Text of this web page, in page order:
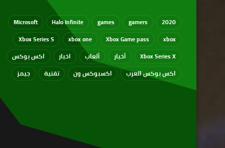
2020
gamers
games
Halo Infinite
Microsoft
xbox
Xbox Game pass
xbox one
Xbox Series S
Xbox Series X
أخبار ألعاب اخبار
اكس بوكس
اكس بوكس العرب
اكسبوكس ون تقنية جيمز